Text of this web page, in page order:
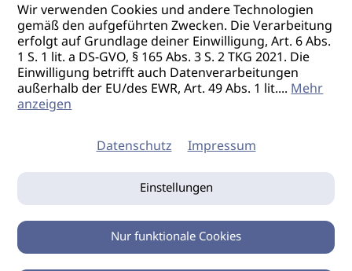
Wir verwenden Cookies und andere Technologien
gemäß den aufgeführten Zwecken. Die Verarbeitung
erfolgt auf Grundlage deiner Einwilligung, Art. 6 Abs.
1 S. 1 lit. a DS-GVO, § 165 Abs. 3 S. 2 TKG 2021. Die
Einwilligung betrifft auch Datenverarbeitungen
außerhalb der EU/des EWR, Art. 49 Abs. 1 lit....Mehr
anzeigen
Datenschutz Impressum
Einstellungen
Nur funktionale Cookies